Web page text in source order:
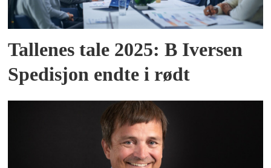
Tallenes tale 2025: B Iversen
Spedisjon endte i rødt